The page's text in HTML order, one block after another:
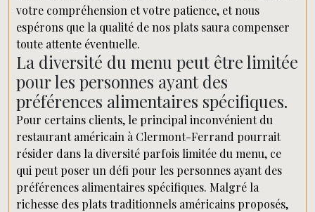
votre compréhension et votre patience, et nous
espérons que la qualité de nos plats saura compenser
toute attente éventuelle.
La diversité du menu peut être limitée
pour les personnes ayant des
préférences alimentaires spécifiques.
Pour certains clients, le principal inconvénient du
restaurant américain à Clermont-Ferrand pourrait
résider dans la diversité parfois limitée du menu, ce
qui peut poser un défi pour les personnes ayant des
préférences alimentaires spécifiques. Malgré la
richesse des plats traditionnels américains proposés,